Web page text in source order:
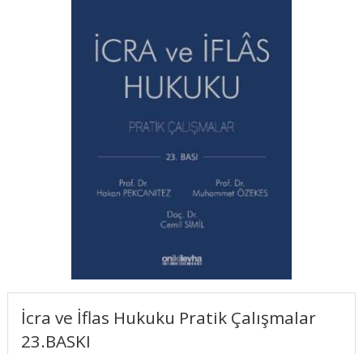
İcra ve İflas Hukuku Pratik Çalışmalar
23.BASKI